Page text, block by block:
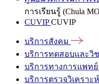
การเรียนรู้ (Chula
CUVIPCUVIP
บริการสังคม
บริการทดสอบและวิ
บริการทางการแพทย์
บริการตรวจวิเครา